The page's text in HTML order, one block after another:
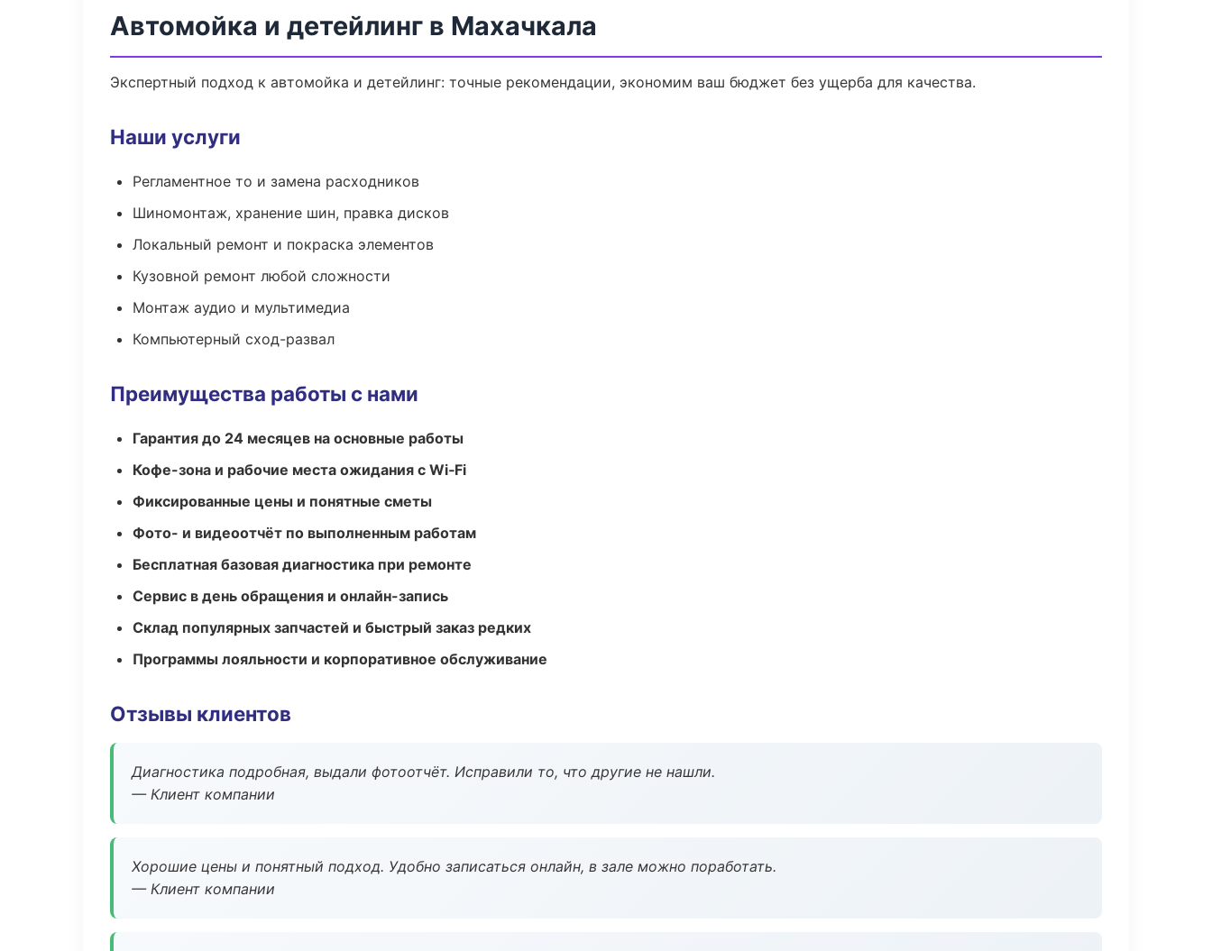
Автомойка и детейлинг в Махачкала
Экспертный подход к автомойка и детейлинг: точные рекомендации, экономим ваш бюджет без ущерба для качества.
Наши услуги
Регламентное то и замена расходников
Шиномонтаж, хранение шин, правка дисков
Локальный ремонт и покраска элементов
Кузовной ремонт любой сложности
Монтаж аудио и мультимедиа
Компьютерный сход-развал
Преимущества работы с нами
Гарантия до 24 месяцев на основные работы
Кофе-зона и рабочие места ожидания с Wi‑Fi
Фиксированные цены и понятные сметы
Фото- и видеоотчёт по выполненным работам
Бесплатная базовая диагностика при ремонте
Сервис в день обращения и онлайн-запись
Склад популярных запчастей и быстрый заказ редких
Программы лояльности и корпоративное обслуживание
Отзывы клиентов
Диагностика подробная, выдали фотоотчёт. Исправили то, что другие не нашли.
— Клиент компании
Хорошие цены и понятный подход. Удобно записаться онлайн, в зале можно поработать.
— Клиент компании